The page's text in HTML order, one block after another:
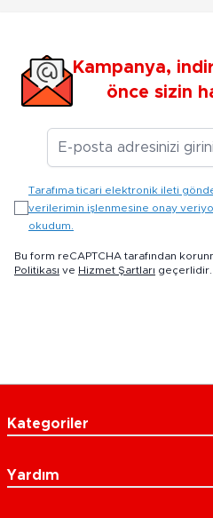
Kampanya,
önce sizin
Tarafıma ticari elektronik ileti
verilerimin işlenmesine onay
okudum.
Bu form reCAPTCHA tarafından
Politikası ve Hizmet Şartları geçerlidir.
Kategoriler
Yardım